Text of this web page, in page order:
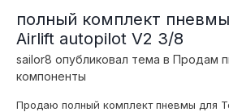
полный комплект
Airlift autopilot V2 3/8
sailor8 опубликовал тема в Продам
компоненты
Продаю полный комплект пневмы для